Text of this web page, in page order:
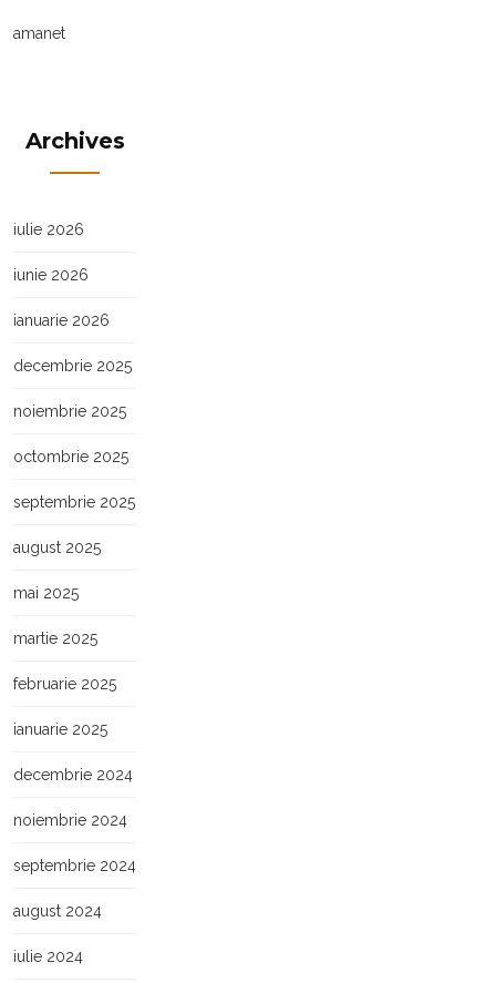
amanet
Archives
iulie 2026
iunie 2026
ianuarie 2026
decembrie 2025
noiembrie 2025
octombrie 2025
septembrie 2025
august 2025
mai 2025
martie 2025
februarie 2025
ianuarie 2025
decembrie 2024
noiembrie 2024
septembrie 2024
august 2024
iulie 2024